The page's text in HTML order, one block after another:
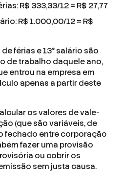
R$ 333,33/12 = R$ 27,77
R$ 1.000,00/12 = R$
férias e 13° salário são
de trabalho daquele ano,
entrou na empresa em
apenas a partir deste
os valores de vale-
(que são variáveis, de
fechado entre corporação
fazer uma provisão
ou cobrir os
sem justa causa.